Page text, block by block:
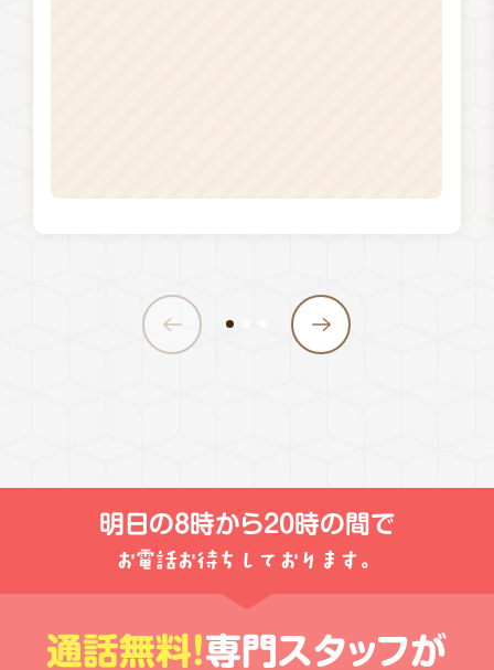
明日の8時から20時の間で
お電話お待ちしております。
通話無料!専門スタッフが